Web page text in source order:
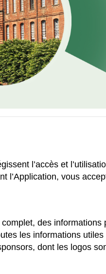
l’accès et
l’Application, vous
des
les informations
dont les logos